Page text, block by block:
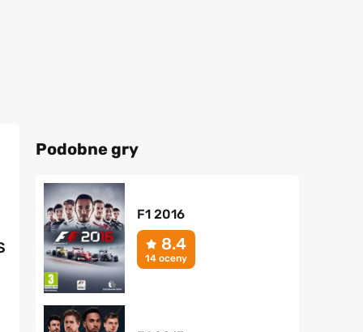
Podobne gry
F1 2016
8.4
14 oceny